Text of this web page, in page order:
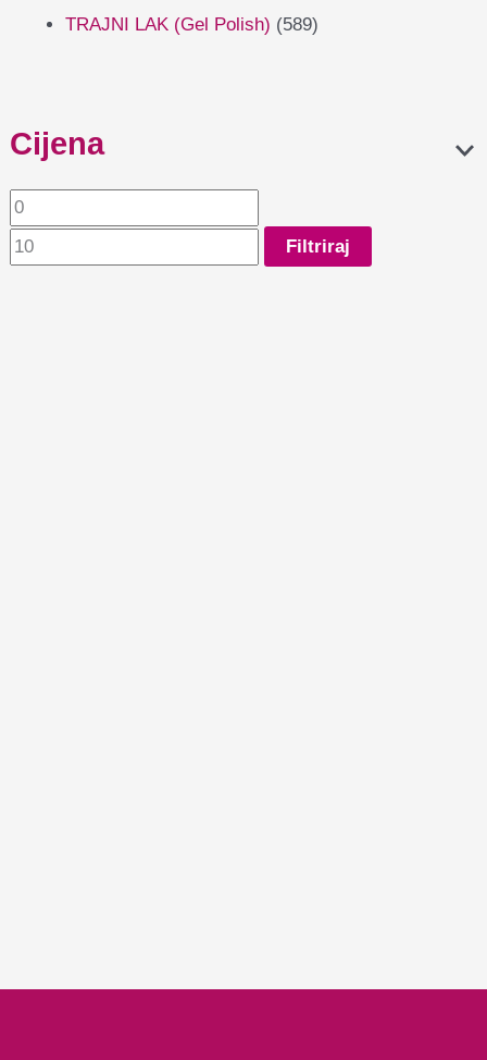
TRAJNI LAK (Gel Polish) (589)
Cijena
Filtriraj